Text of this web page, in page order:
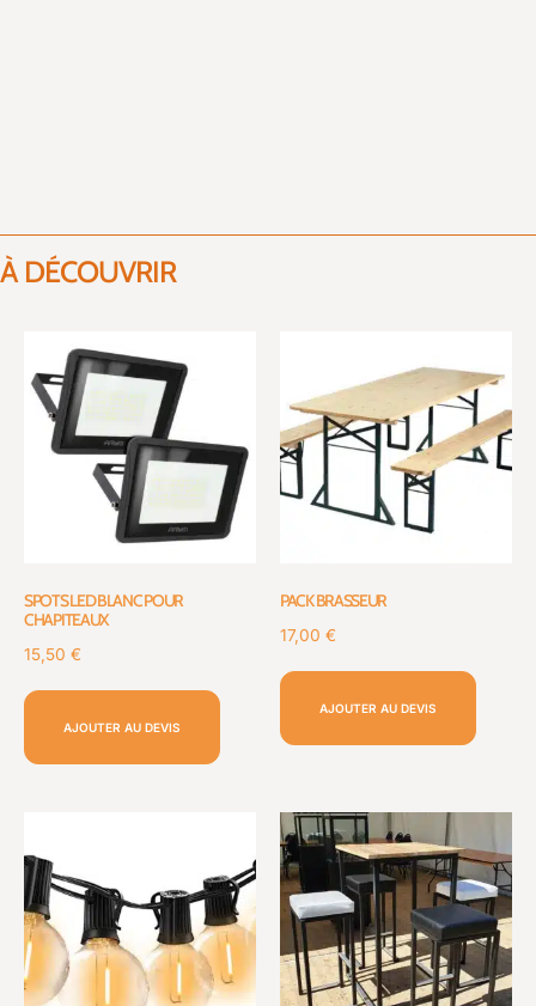
À DÉCOUVRIR
SPOTS LED BLANC POUR
CHAPITEAUX
15,50 €
AJOUTER AU DEVIS
PACK BRASSEUR
17,00 €
AJOUTER AU DEVIS